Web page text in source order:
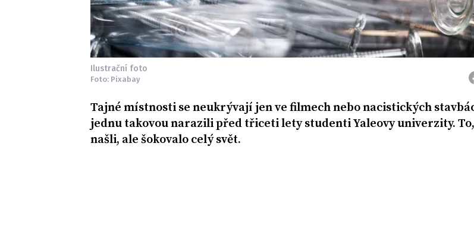
Ilustrační foto
Foto: Pixabay
Tajné místnosti se neukrývají jen ve filmech nebo nacistických
jednu takovou narazili před třiceti lety studenti Yaleovy univerzity.
našli, ale šokovalo celý svět.